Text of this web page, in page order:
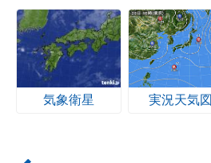
気象衛星 実況天気図